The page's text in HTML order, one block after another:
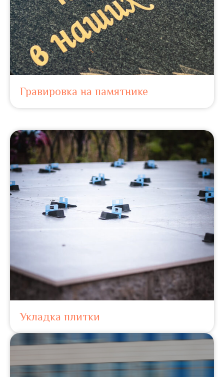
Гравировка на памятнике
Укладка плитки